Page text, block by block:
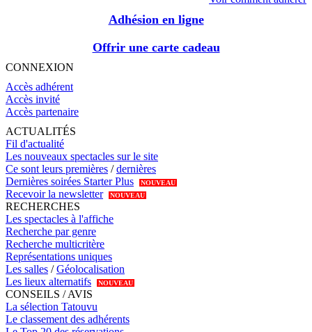
Adhésion en ligne
Offrir une carte cadeau
CONNEXION
Accès adhérent
Accès invité
Accès partenaire
ACTUALITÉS
Fil d'actualité
Les nouveaux spectacles sur le site
Ce sont leurs premières /dernières
Dernières soirées Starter Plus
NOUVEAU
Recevoir la newsletter NOUVEAU
RECHERCHES
Les spectacles à l'affiche
Recherche par genre
Recherche multicritère
Représentations uniques
Les salles /Géolocalisation
Les lieux alternatifs
NOUVEAU
CONSEILS / AVIS
La sélection Tatouvu
Le classement des adhérents